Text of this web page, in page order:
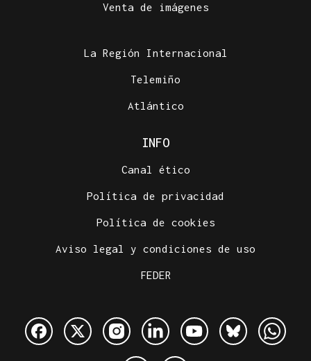
Venta de imágenes
La Región Internacional
Telemiño
Atlántico
INFO
Canal ético
Política de privacidad
Política de cookies
Aviso legal y condiciones de uso
FEDER